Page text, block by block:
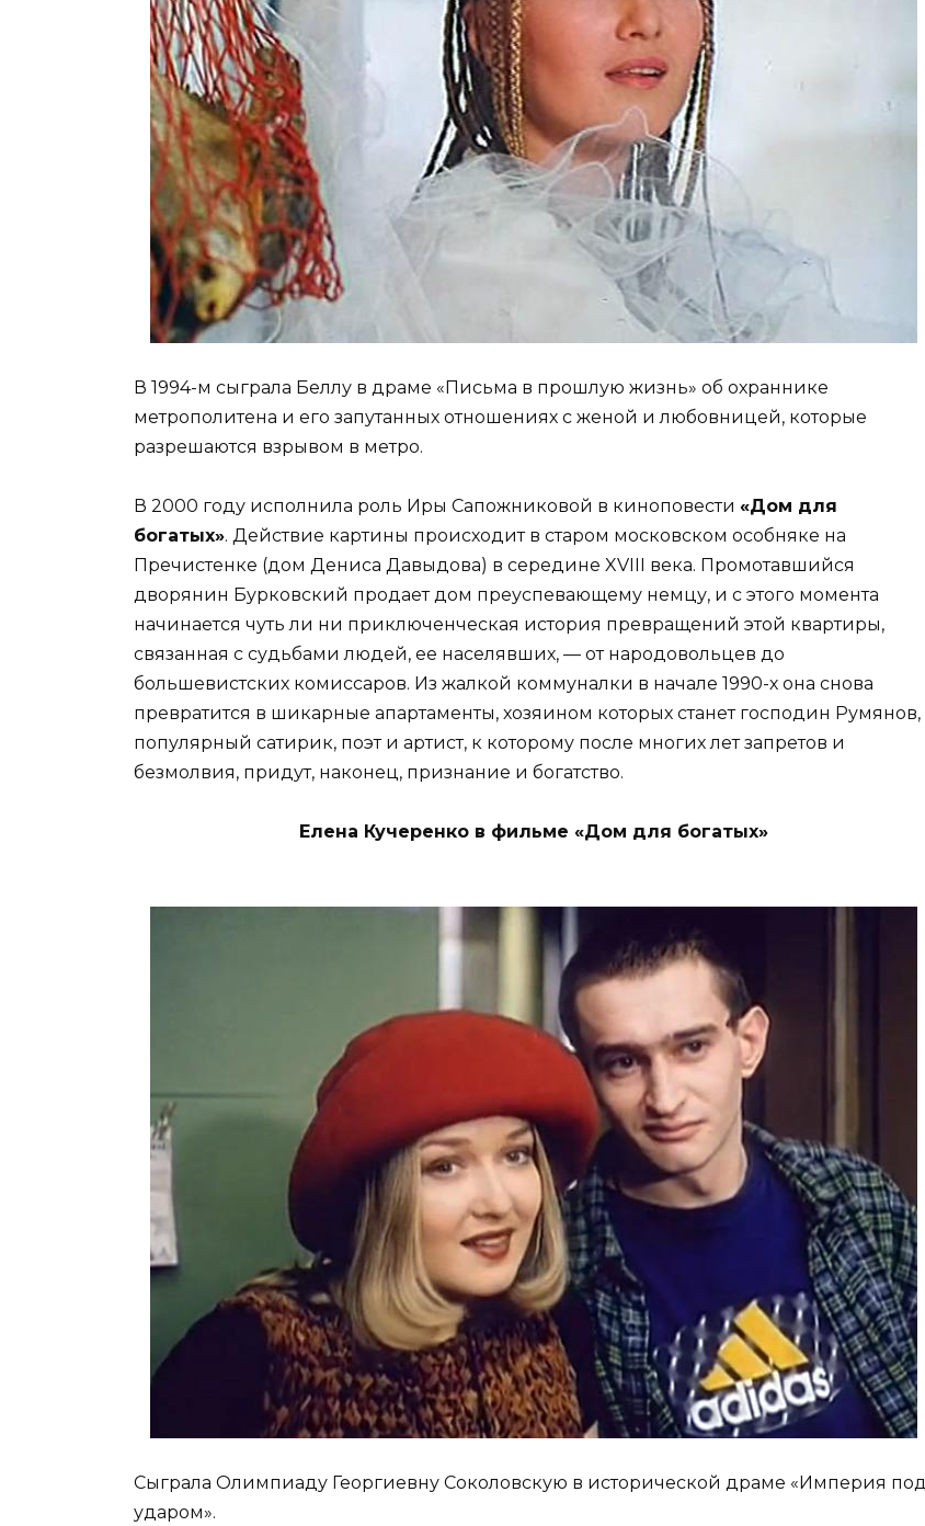
В 1994-м сыграла Беллу в драме «Письма в прошлую жизнь» об охраннике
метрополитена и его запутанных отношениях с женой и любовницей, которые
разрешаются взрывом в метро.
В 2000 году исполнила роль Иры Сапожниковой в киноповести «Дом для
богатых». Действие картины происходит в старом московском особняке на
Пречистенке (дом Дениса Давыдова) в середине XVIII века. Промотавшийся
дворянин Бурковский продает дом преуспевающему немцу, и с этого момента
начинается чуть ли ни приключенческая история превращений этой квартиры,
связанная с судьбами людей, ее населявших, — от народовольцев до
большевистских комиссаров. Из жалкой коммуналки в начале 1990-х она снова
превратится в шикарные апартаменты, хозяином которых станет господин Румянов,
популярный сатирик, поэт и артист, к которому после многих лет запретов и
безмолвия, придут, наконец, признание и богатство.
Елена Кучеренко в фильме «Дом для богатых»
Сыграла Олимпиаду Георгиевну Соколовскую в исторической драме «Империя под
ударом».